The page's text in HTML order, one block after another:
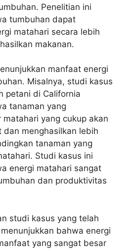
Penelitian ini
tumbuhan dapat
matahari secara lebih
makanan.
manfaat energi
Misalnya, studi kasus
petani di California
tanaman yang
yang cukup akan
menghasilkan lebih
tanaman yang
Studi kasus ini
energi matahari sangat
dan produktivitas
studi kasus yang telah
bahwa energi
yang sangat besar